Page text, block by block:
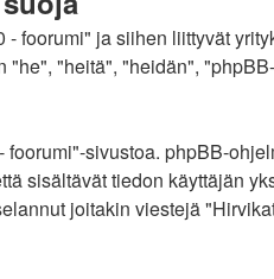
foorumi" ja siihen liittyvät
"heitä", "heidän",
sivustoa. phpBB-
sisältävät tiedon käyttäjän
joitakin viestejä